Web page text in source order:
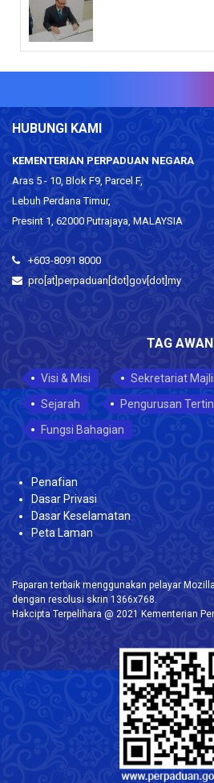
HUBUNGI KAMI
KEMENTERIAN PERPADUAN NEGARA
Aras 5 - 10, Blok F9, Parcel F,
Lebuh Perdana Timur,
Presint 1, 62000 Putrajaya, MALAYSIA
+603-8091 8000
pro[at]perpaduan[dot]gov[dot]my
TAG AWAN
Visi & Misi
Sekretariat
Sejarah
Pengurusan
Fungsi Bahagian
Penafian
Dasar Privasi
Dasar Keselamatan
Peta Laman
Paparan terbaik menggunakan pelayar
dengan resolusi skrin 1366x768.
Hakcipta Terpelihara @ 2021 Kementerian